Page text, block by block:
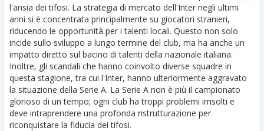
l'ansia dei tifosi. La strategia di mercato dell'Inter negli ultimi
anni si è concentrata principalmente su giocatori stranieri,
riducendo le opportunità per i talenti locali. Questo non solo
incide sullo sviluppo a lungo termine del club, ma ha anche un
impatto diretto sul bacino di talenti della nazionale italiana.
Inoltre, gli scandali che hanno coinvolto diverse squadre in
questa stagione, tra cui l'Inter, hanno ulteriormente aggravato
la situazione della Serie A. La Serie A non è più il campionato
glorioso di un tempo; ogni club ha troppi problemi irrisolti e
deve intraprendere una profonda ristrutturazione per
riconquistare la fiducia dei tifosi.